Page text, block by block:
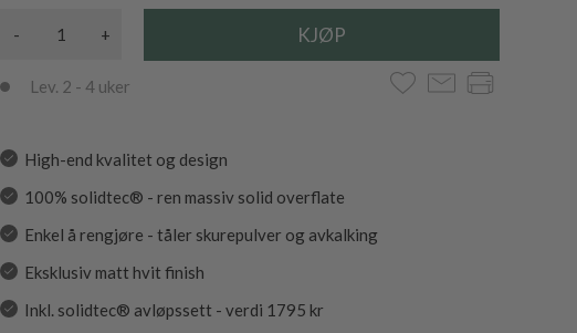
- +
Lev. 2 - 4 uker
High-end kvalitet og design
100% solidtec® - ren massiv solid overflate
Enkel å rengjøre - tåler skurepulver og avkalking
Eksklusiv matt hvit finish
Inkl. solidtec® avløpssett - verdi 1795 kr